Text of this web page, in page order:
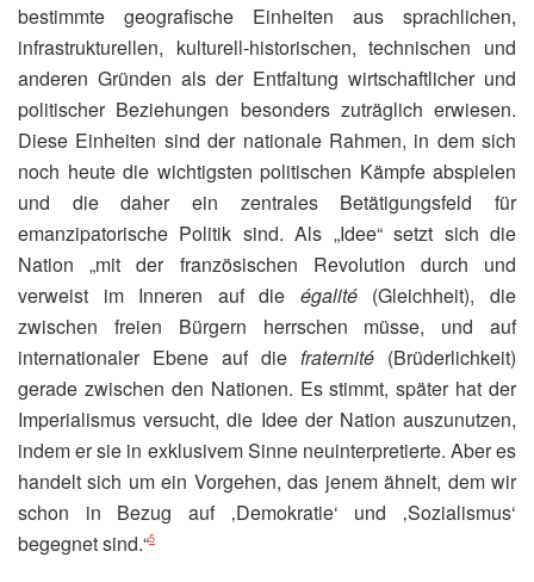
bestimmte geografische Einheiten aus sprachlichen,
infrastrukturellen, kulturell-historischen, technischen und
anderen Gründen als der Entfaltung wirtschaftlicher und
politischer Beziehungen besonders zuträglich erwiesen.
Diese Einheiten sind der nationale Rahmen, in dem sich
noch heute die wichtigsten politischen Kämpfe abspielen
und die daher ein zentrales Betätigungsfeld für
emanzipatorische Politik sind. Als „Idee“ setzt sich die
Nation „mit der französischen Revolution durch und
verweist im Inneren auf die égalité(Gleichheit), die
zwischen freien Bürgern herrschen müsse, und auf
internationaler Ebene auf die fraternité (Brüderlichkeit)
gerade zwischen den Nationen. Es stimmt, später hat der
Imperialismus versucht, die Idee der Nation auszunutzen,
indem er sie in exklusivem Sinne neuinterpretierte. Aber es
handelt sich um ein Vorgehen, das jenem ähnelt, dem wir
schon in Bezug auf ‚Demokratie‘ und ‚Sozialismus‘
begegnet sind.“5